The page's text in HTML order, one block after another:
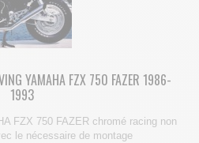
YAMAHA FZX 750 FAZER 1986-
1993
FZX 750 FAZER chromé racing non
le nécessaire de montage